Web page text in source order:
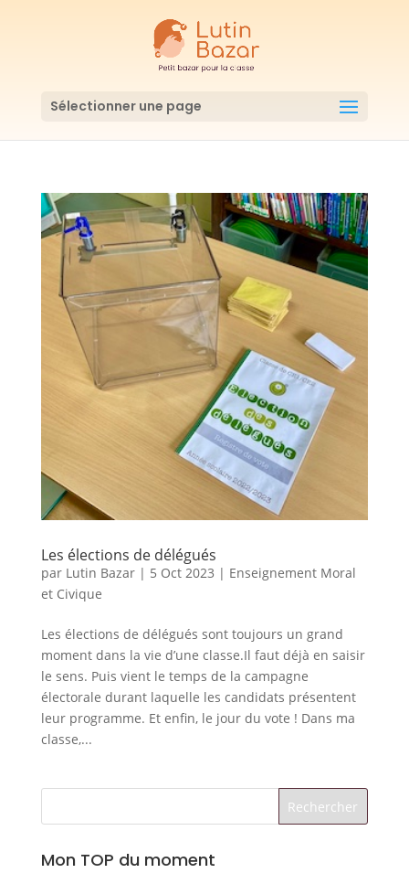
Sélectionner une page
Les élections de délégués
par Lutin Bazar| 5 Oct 2023 | Enseignement Moral
et Civique
Les élections de délégués sont toujours un grand
moment dans la vie d’une classe.Il faut déjà en saisir
le sens. Puis vient le temps de la campagne
électorale durant laquelle les candidats présentent
leur programme. Et enfin, le jour du vote ! Dans ma
classe,...
Mon TOP du moment